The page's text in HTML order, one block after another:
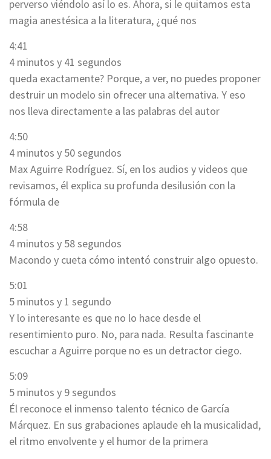
perverso viéndolo así lo es. Ahora, si le quitamos esta
magia anestésica a la literatura, ¿qué nos
4:41
4 minutos y 41 segundos
queda exactamente? Porque, a ver, no puedes proponer
destruir un modelo sin ofrecer una alternativa. Y eso
nos lleva directamente a las palabras del autor
4:50
4 minutos y 50 segundos
Max Aguirre Rodríguez. Sí, en los audios y videos que
revisamos, él explica su profunda desilusión con la
fórmula de
4:58
4 minutos y 58 segundos
Macondo y cueta cómo intentó construir algo opuesto.
5:01
5 minutos y 1 segundo
Y lo interesante es que no lo hace desde el
resentimiento puro. No, para nada. Resulta fascinante
escuchar a Aguirre porque no es un detractor ciego.
5:09
5 minutos y 9 segundos
Él reconoce el inmenso talento técnico de García
Márquez. En sus grabaciones aplaude eh la musicalidad,
el ritmo envolvente y el humor de la primera